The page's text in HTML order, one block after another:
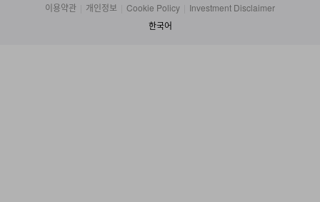
이용약관
개인정보 Cookie Policy
Investment Disclaimer
한국어